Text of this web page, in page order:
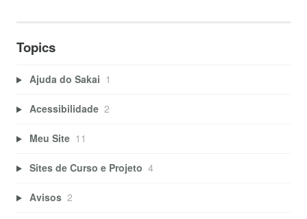
Topics
Ajuda do Sakai 1
Acessibilidade 2
Meu Site 11
Sites de Curso e Projeto 4
Avisos 2